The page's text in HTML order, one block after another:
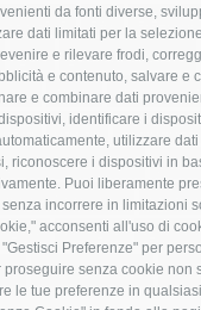
da fonti diverse,
dati limitati per la
e rilevare frodi,
e contenuto, salvare e
e combinare dati
identificare i
utilizzare dati
riconoscere i dispositivi in
Puoi liberamente
incorrere in limitazioni
acconsenti all'uso di
Preferenze" per
proseguire senza cookie non
le tue preferenze in
covid-19 eav
elezioni
gori guardia costiera
mare
massa
napoli
ordinanza
piano di sorrento
Campania
studenti
villa fiorentino